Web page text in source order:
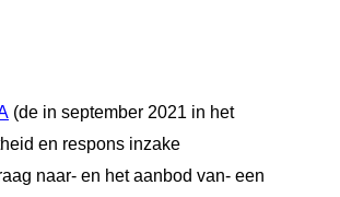
(de in september 2021 in het
en respons inzake
naar- en het aanbod van- een